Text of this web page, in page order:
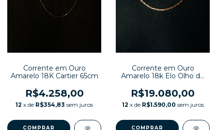
Corrente em Ouro
Amarelo 18K Cartier 65cm
R$4.258,00
12 x de R$354,83 sem juros
Corrente em Ouro
Amarelo 18k Elo Olho de
R$19.080,00
12 x de R$1.590,00 sem juros
COMPRAR